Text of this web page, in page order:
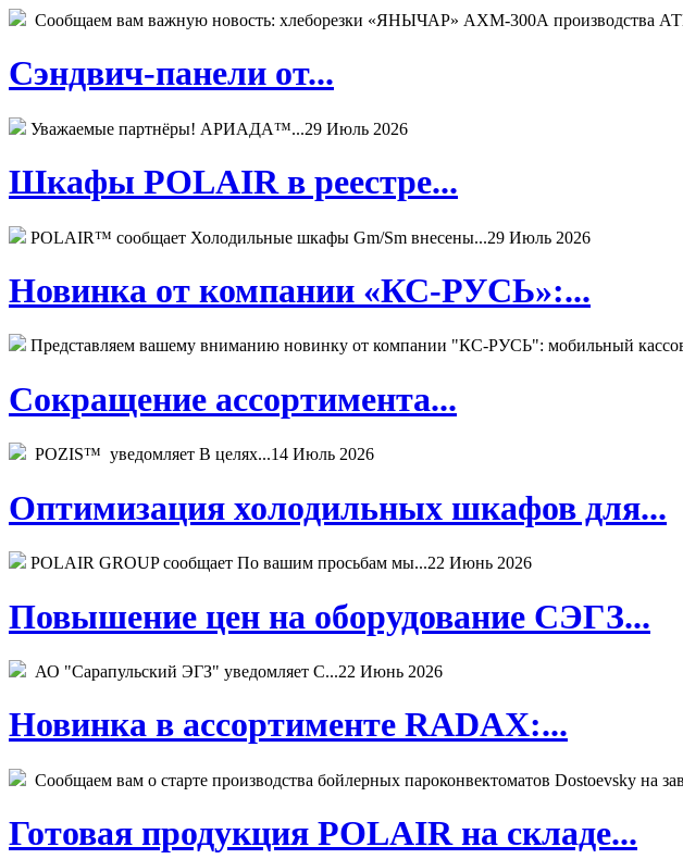
Сообщаем вам важную новость: хлеборезки «ЯНЫЧАР» АХМ-300А производства
Сэндвич-панели от...
Уважаемые партнёры! АРИАДА™...29 Июль 2026
Шкафы POLAIR в реестре...
POLAIR™ сообщает Холодильные шкафы Gm/Sm внесены...29 Июль 2026
Новинка от компании «КС-РУСЬ»:...
Представляем вашему вниманию новинку от компании "КС-РУСЬ": мобильный
Сокращение ассортимента...
POZIS™ уведомляет В целях...14 Июль 2026
Оптимизация холодильных шкафов для...
POLAIR GROUP сообщает По вашим просьбам мы...22 Июнь 2026
Повышение цен на оборудование СЭГЗ...
АО "Сарапульский ЭГЗ" уведомляет С...22 Июнь 2026
Новинка в ассортименте RADAX:...
Сообщаем вам о старте производства бойлерных пароконвектоматов Dostoevsky на
Готовая продукция POLAIR на складе...